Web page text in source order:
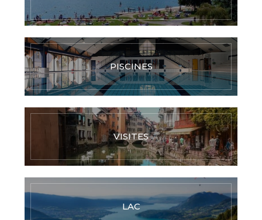
PISCINES
VISITES
LAC